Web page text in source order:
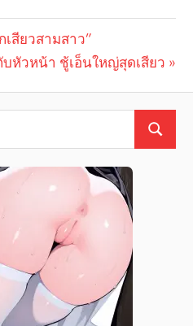
สียวสามสาว”
บหัวหน้า ชู้เอ็นใหญ่สุดเสียว